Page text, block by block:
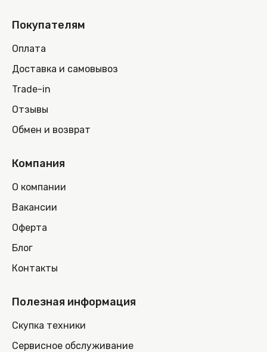
Покупателям
Оплата
Доставка и самовывоз
Trade-in
Отзывы
Обмен и возврат
Компания
О компании
Вакансии
Оферта
Блог
Контакты
Полезная информация
Скупка техники
Сервисное обслуживание